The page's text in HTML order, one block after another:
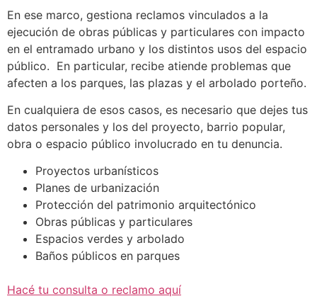
En ese marco, gestiona reclamos vinculados a la
ejecución de obras públicas y particulares con impacto
en el entramado urbano y los distintos usos del espacio
público. En particular, recibe atiende problemas que
afecten a los parques, las plazas y el arbolado porteño.
En cualquiera de esos casos, es necesario que dejes tus
datos personales y los del proyecto, barrio popular,
obra o espacio público involucrado en tu denuncia.
Proyectos urbanísticos
Planes de urbanización
Protección del patrimonio arquitectónico
Obras públicas y particulares
Espacios verdes y arbolado
Baños públicos en parques
Hacé tu consulta o reclamo aquí